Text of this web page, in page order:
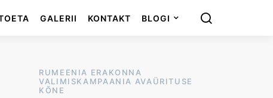
GALERII KONTAKT BLOGI
RUMEENIA ERAKONNA
VALIMISKAMPAANIA AVAÜRITUSE
KÕNE